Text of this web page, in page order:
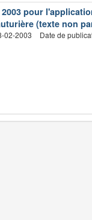
pour
(texte non
02-2003 Date de